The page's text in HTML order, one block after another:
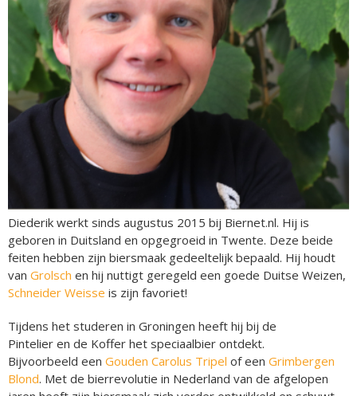
Diederik werkt sinds augustus 2015 bij Biernet.nl. Hij is
geboren in Duitsland en opgegroeid in Twente. Deze beide
feiten hebben zijn biersmaak gedeeltelijk bepaald. Hij houdt
van Grolsch en hij nuttigt geregeld een goede Duitse Weizen,
Schneider Weisse is zijn favoriet!
Tijdens het studeren in Groningen heeft hij bij de
Pintelier en de Koffer het speciaalbier ontdekt.
Bijvoorbeeld een Gouden Carolus Tripel of een Grimbergen
Blond. Met de bierrevolutie in Nederland van de afgelopen